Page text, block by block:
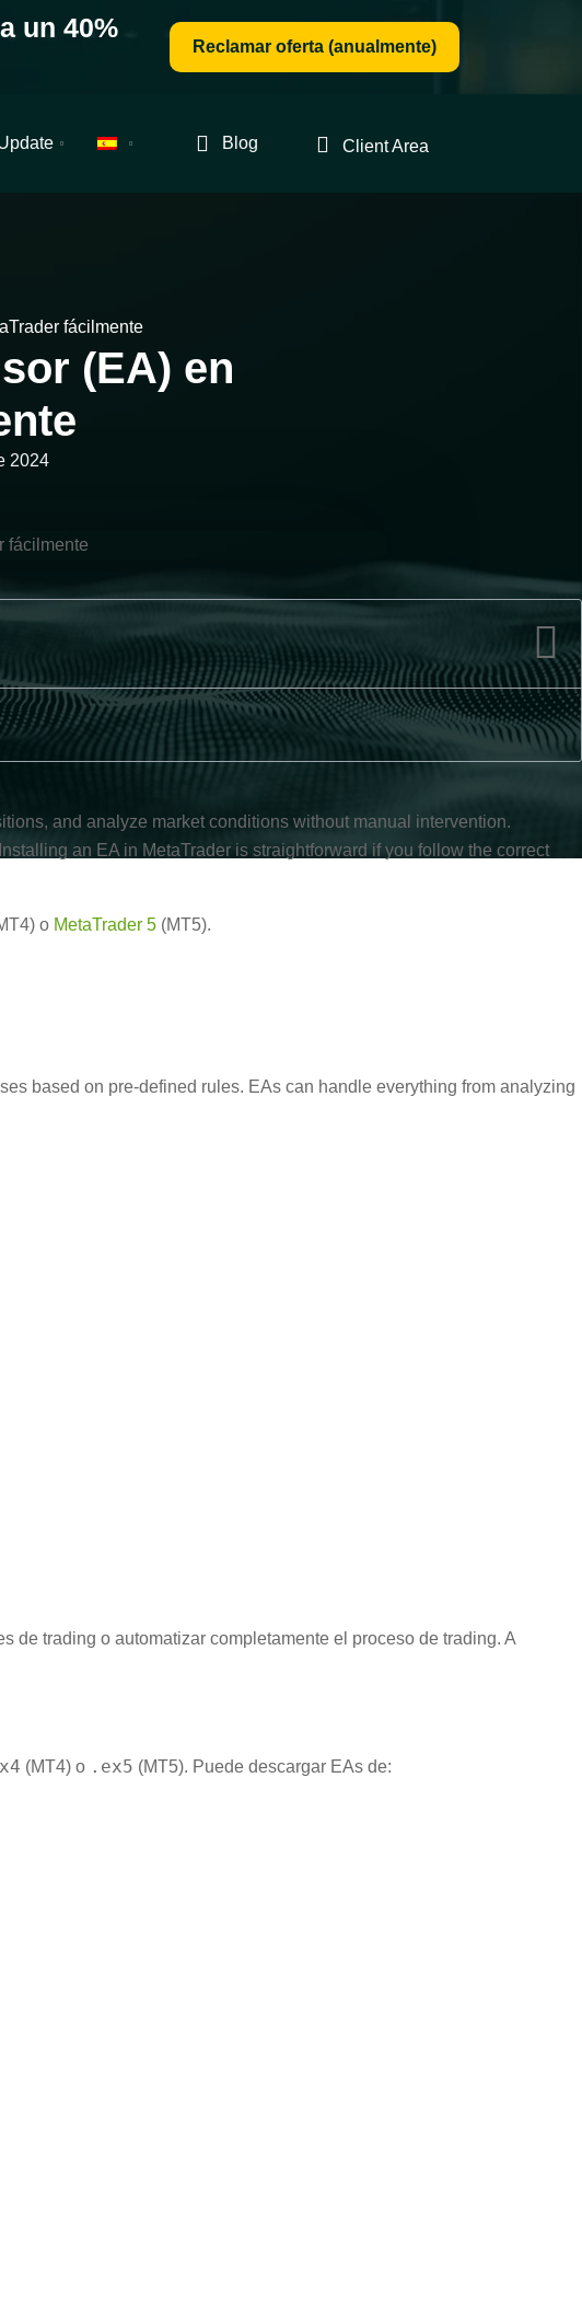
un 40%
Reclamar oferta (anualmente)
Blog Client Area
fácilmente
(EA) en
2024
and analyze market conditions without manual intervention.
an EA in MetaTrader is straightforward if you follow the correct
o MetaTrader 5 (MT5).
based on pre-defined rules. EAs can handle everything from analyzing
de trading o automatizar completamente el proceso de trading. A
(MT4) o .ex5 (MT5). Puede descargar EAs de: